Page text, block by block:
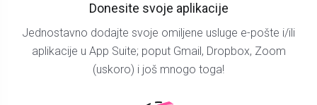
Donesite svoje aplikacije
Jednostavno dodajte svoje omiljene usluge e-pošte i/ili
aplikacije u App Suite; poput Gmail, Dropbox, Zoom
(uskoro) i još mnogo toga!